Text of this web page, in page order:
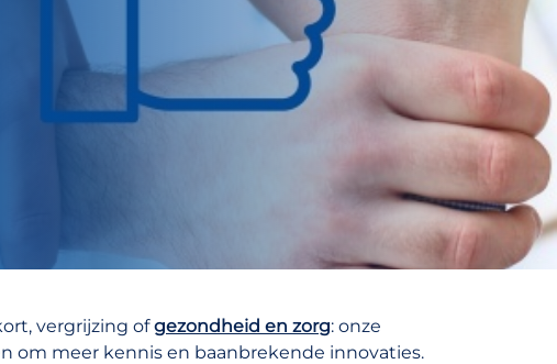
vergrijzing ofgezondheid en zorg: onze
om meer kennis en baanbrekende innovaties.